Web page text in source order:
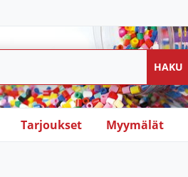
Tarjoukset Myymälät